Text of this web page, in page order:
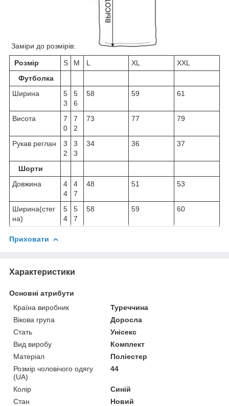
Заміри до розмірів:
Розмір S M L XL
XXL
Футболка
Ширина
5
3
5
6
58 59 61
Висота
7
0
7
2
73 77 79
Рукав реглан
3
2
3
3
34 36 37
Шорти
Довжина
4
4
4
7
48 51 53
Ширина(стег
на)
5
4
5
7
58 59 60
Приховати
Характеристики
Основні атрибути
Країна виробник
Туреччина
Вікова група
Доросла
Стать
Унісекс
Вид виробу
Комплект
Матеріал
Поліестер
Розмір чоловічого одягу
(UA)
44
Колір
Синій
Стан
Новий